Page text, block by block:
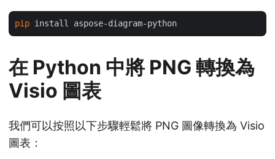
pip
在 Python 中將 PNG 轉換為
Visio 圖表
我們可以按照以下步驟輕鬆將 PNG 圖像轉換為 Visio
圖表：